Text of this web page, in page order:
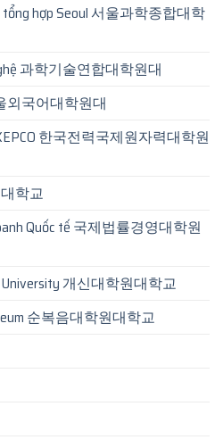
tổng hợp Seoul 서울과학종합대학
과학기술연합대학원대
외국어대학원대
한국전력국제원자력대학원
학교
Quốc tế 국제법률경영대학원
University 개신대학원대학교
순복음대학원대학교